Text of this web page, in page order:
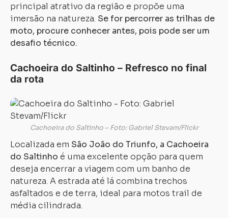
principal atrativo da região e propõe uma
imersão na natureza. Se for percorrer as trilhas de
moto, procure conhecer antes, pois pode ser um
desafio técnico.
Cachoeira do Saltinho – Refresco no final
da rota
Cachoeira do Saltinho – Foto: Gabriel Stevam/Flickr
Localizada em São João do Triunfo, a Cachoeira
do Saltinho é uma excelente opção para quem
deseja encerrar a viagem com um banho de
natureza. A estrada até lá combina trechos
asfaltados e de terra, ideal para motos trail de
média cilindrada.